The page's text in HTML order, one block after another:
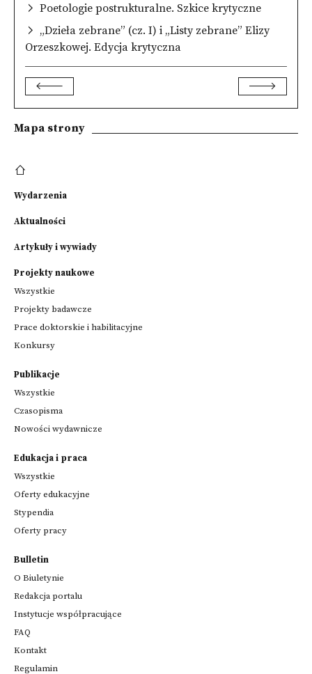
Poetologie postrukturalne. Szkice krytyczne
„Dzieła zebrane” (cz. I) i „Listy zebrane” Elizy
Orzeszkowej. Edycja krytyczna
Mapa strony
Wydarzenia
Aktualności
Artykuły i wywiady
Projekty naukowe
Wszystkie
Projekty badawcze
Prace doktorskie i habilitacyjne
Konkursy
Publikacje
Wszystkie
Czasopisma
Nowości wydawnicze
Edukacja i praca
Wszystkie
Oferty edukacyjne
Stypendia
Oferty pracy
Bulletin
O Biuletynie
Redakcja portalu
Instytucje współpracujące
FAQ
Kontakt
Regulamin